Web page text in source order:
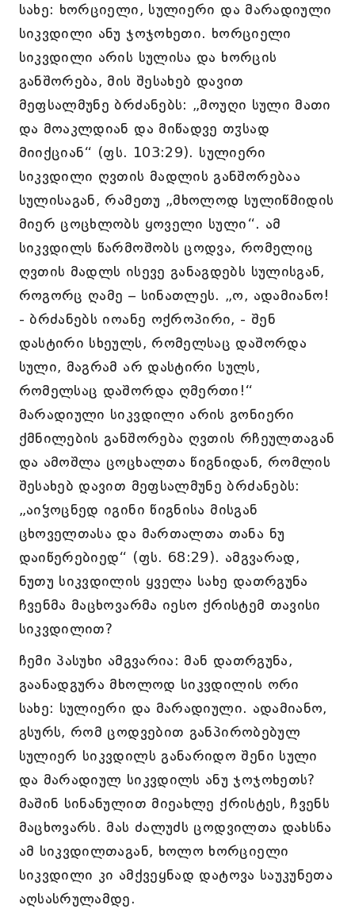
სახე: ხორციელი, სულიერი და მარადიული
სიკვდილი ანუ ჯოჯოხეთი. ხორციელი
სიკვდილი არის სულისა და ხორცის
განშორება, მის შესახებ დავით
მეფსალმუნე ბრძანებს: „მოუღი სული მათი
და მოაკლდიან და მიწადვე თჳსად
მიიქციან“ (ფს. 103:29). სულიერი
სიკვდილი ღვთის მადლის განშორებაა
სულისაგან, რამეთუ „მხოლოდ სულიწმიდის
მიერ ცოცხლობს ყოველი სული“. ამ
სიკვდილს წარმოშობს ცოდვა, რომელიც
ღვთის მადლს ისევე განაგდებს სულისგან,
როგორც ღამე – სინათლეს. „ო, ადამიანო!
- ბრძანებს იოანე ოქროპირი, - შენ
დასტირი სხეულს, რომელსაც დაშორდა
სული, მაგრამ არ დასტირი სულს,
რომელსაც დაშორდა ღმერთი!“
მარადიული სიკვდილი არის გონიერი
ქმნილების განშორება ღვთის რჩეულთაგან
და ამოშლა ცოცხალთა წიგნიდან, რომლის
შესახებ დავით მეფსალმუნე ბრძანებს:
„აიჴოცნედ იგინი წიგნისა მისგან
ცხოველთასა და მართალთა თანა ნუ
დაიწერებიედ“ (ფს. 68:29). ამგვარად,
ნუთუ სიკვდილის ყველა სახე დათრგუნა
ჩვენმა მაცხოვარმა იესო ქრისტემ თავისი
სიკვდილით?
ჩემი პასუხი ამგვარია: მან დათრგუნა,
გაანადგურა მხოლოდ სიკვდილის ორი
სახე: სულიერი და მარადიული. ადამიანო,
გსურს, რომ ცოდვებით განპირობებულ
სულიერ სიკვდილს განარიდო შენი სული
და მარადიულ სიკვდილს ანუ ჯოჯოხეთს?
მაშინ სინანულით მიეახლე ქრისტეს, ჩვენს
მაცხოვარს. მას ძალუძს ცოდვილთა დახსნა
ამ სიკვდილთაგან, ხოლო ხორციელი
სიკვდილი კი ამქვეყნად დატოვა საუკუნეთა
აღსასრულამდე.